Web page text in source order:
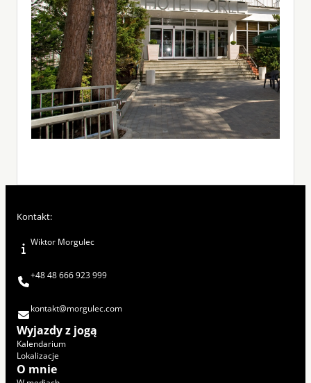
Kontakt:
Wiktor Morgulec
+48 48 666 923 999
kontakt@morgulec.com
Wyjazdy z jogą
Kalendarium
Lokalizacje
O mnie